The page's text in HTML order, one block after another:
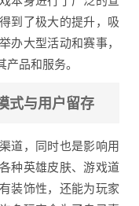
到了极大的提升，吸
办大型活动和赛事，
品和服务。
式与用户留存
道，同时也是影响用
种英雄皮肤、游戏道
装饰性，还能为玩家